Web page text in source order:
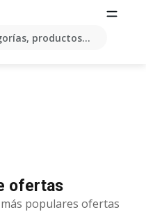
productos...
ofertas
populares ofertas